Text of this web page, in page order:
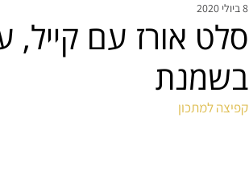
סלט אורז עם קייל,
בשמנת
8 ביולי 2020
קפיצה למתכון